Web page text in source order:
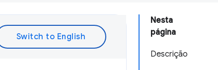
Nesta
página
Descrição